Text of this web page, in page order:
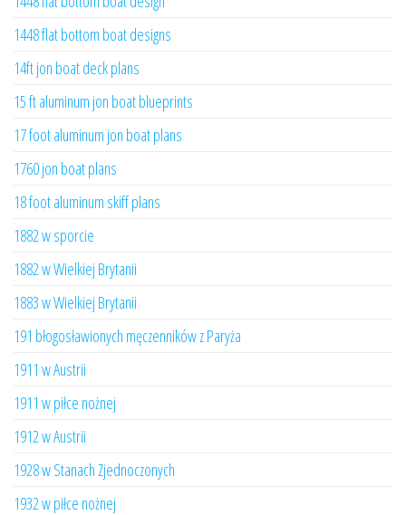
1448 flat bottom boat designs
14ft jon boat deck plans
15 ft aluminum jon boat blueprints
17 foot aluminum jon boat plans
1760 jon boat plans
18 foot aluminum skiff plans
1882 w sporcie
1882 w Wielkiej Brytanii
1883 w Wielkiej Brytanii
191 błogosławionych męczenników z Paryża
1911 w Austrii
1911 w piłce nożnej
1912 w Austrii
1928 w Stanach Zjednoczonych
1932 w piłce nożnej